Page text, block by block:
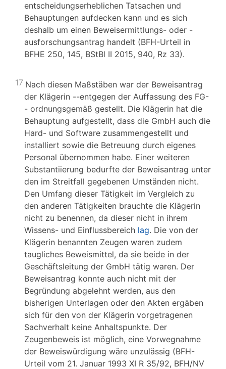
entscheidungserheblichen Tatsachen und
Behauptungen aufdecken kann und es sich
deshalb um einen Beweisermittlungs- oder -
ausforschungsantrag handelt (BFH-Urteil in
BFHE 250, 145, BStBl II 2015, 940, Rz 33).
17 Nach diesen Maßstäben war der Beweisantrag
der Klägerin --entgegen der Auffassung des FG-
- ordnungsgemäß gestellt. Die Klägerin hat die
Behauptung aufgestellt, dass die GmbH auch die
Hard- und Software zusammengestellt und
installiert sowie die Betreuung durch eigenes
Personal übernommen habe. Einer weiteren
Substantiierung bedurfte der Beweisantrag unter
den im Streitfall gegebenen Umständen nicht.
Den Umfang dieser Tätigkeit im Vergleich zu
den anderen Tätigkeiten brauchte die Klägerin
nicht zu benennen, da dieser nicht in ihrem
Wissens- und Einflussbereich lag. Die von der
Klägerin benannten Zeugen waren zudem
taugliches Beweismittel, da sie beide in der
Geschäftsleitung der GmbH tätig waren. Der
Beweisantrag konnte auch nicht mit der
Begründung abgelehnt werden, aus den
bisherigen Unterlagen oder den Akten ergäben
sich für den von der Klägerin vorgetragenen
Sachverhalt keine Anhaltspunkte. Der
Zeugenbeweis ist möglich, eine Vorwegnahme
der Beweiswürdigung wäre unzulässig (BFH-
Urteil vom 21. Januar 1993 XI R 35/92, BFH/NV